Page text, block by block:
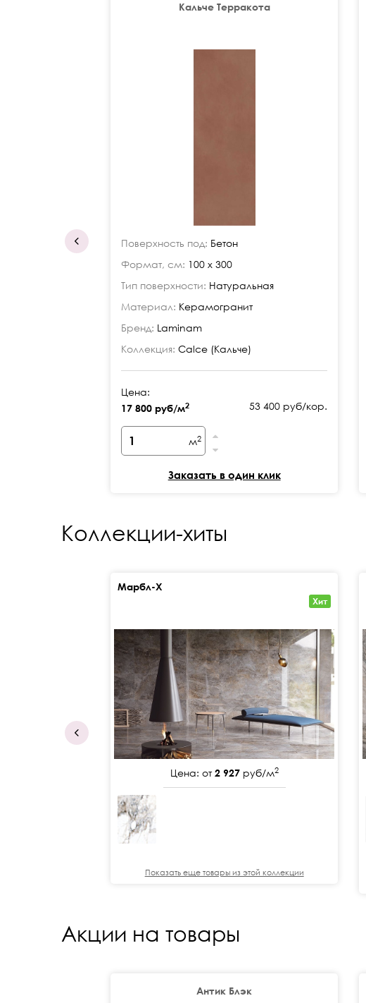
Кальче Терракота
Поверхность под: Бетон
Формат, см: 100 x 300
Тип поверхности: Натуральная
Материал: Керамогранит
Бренд: Laminam
Коллекция: Calce (Кальче)
Цена:
17 800 руб/м2 53 400 руб/кор.
м2
Заказать в один клик
Коллекции-хиты
Марбл-Х
Хит
Цена: от2 927руб/м2
Показать еще товары из этой коллекции
Акции на товары
Антик Блэк